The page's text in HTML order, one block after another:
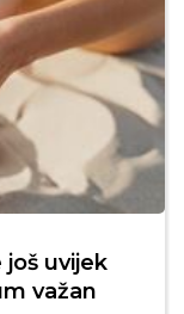
još uvijek
važan